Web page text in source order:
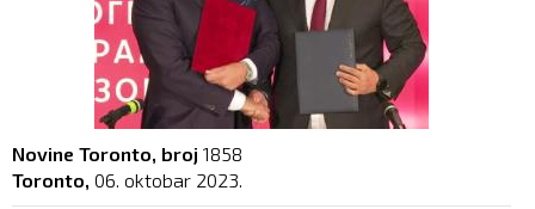
Novine Toronto, broj 1858
Toronto, 06. oktobar 2023.